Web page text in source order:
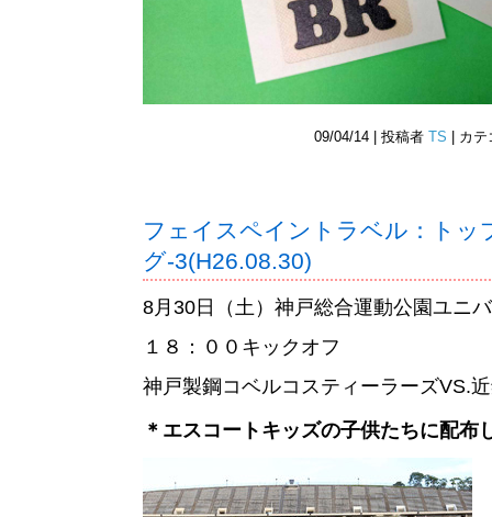
09/04/14 | 投稿者 TS | カ
フェイスペイントラベル：トッ
グ-3(H26.08.30)
8月 30 日（土）神戸総合運動公園ユ
１８：００キックオフ
神戸製鋼コベルコスティーラーズVS.
＊エスコートキッズの子供たちに配布